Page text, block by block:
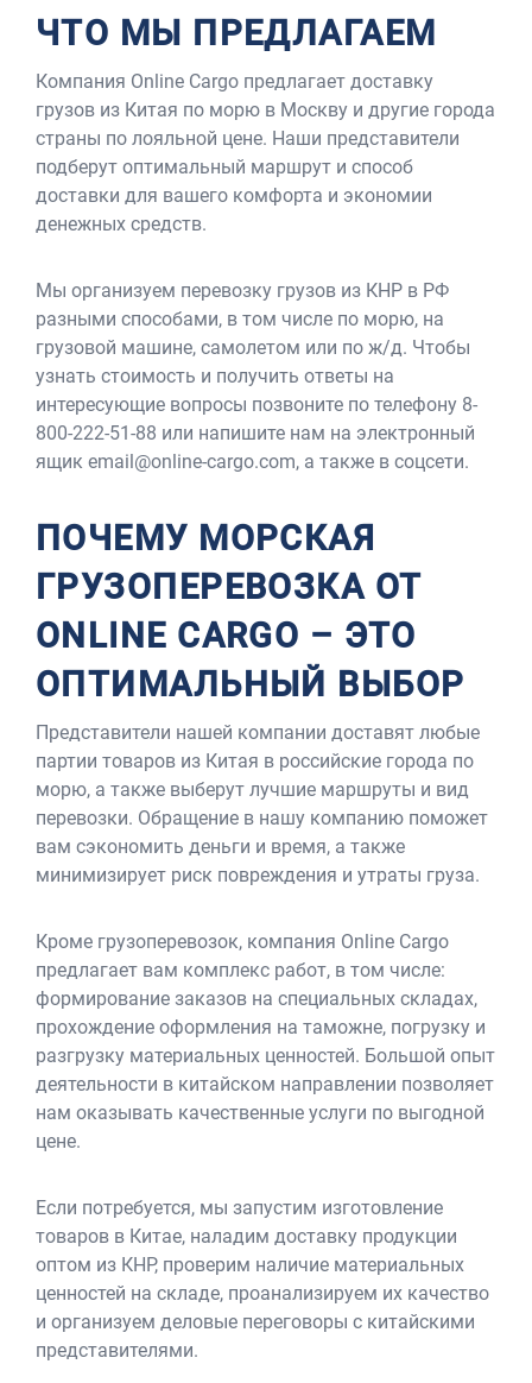
ЧТО МЫ ПРЕДЛАГАЕМ
Компания Online Cargo предлагает доставку
грузов из Китая по морю в Москву и другие города
страны по лояльной цене. Наши представители
подберут оптимальный маршрут и способ
доставки для вашего комфорта и экономии
денежных средств.
Мы организуем перевозку грузов из КНР в РФ
разными способами, в том числе по морю, на
грузовой машине, самолетом или по ж/д. Чтобы
узнать стоимость и получить ответы на
интересующие вопросы позвоните по телефону 8-
800-222-51-88 или напишите нам на электронный
ящик email@online-cargo.com, а также в соцсети.
ПОЧЕМУ МОРСКАЯ
ГРУЗОПЕРЕВОЗКА ОТ
ONLINE CARGO – ЭТО
ОПТИМАЛЬНЫЙ ВЫБОР
Представители нашей компании доставят любые
партии товаров из Китая в российские города по
морю, а также выберут лучшие маршруты и вид
перевозки. Обращение в нашу компанию поможет
вам сэкономить деньги и время, а также
минимизирует риск повреждения и утраты груза.
Кроме грузоперевозок, компания Online Cargo
предлагает вам комплекс работ, в том числе:
формирование заказов на специальных складах,
прохождение оформления на таможне, погрузку и
разгрузку материальных ценностей. Большой опыт
деятельности в китайском направлении позволяет
нам оказывать качественные услуги по выгодной
цене.
Если потребуется, мы запустим изготовление
товаров в Китае, наладим доставку продукции
оптом из КНР, проверим наличие материальных
ценностей на складе, проанализируем их качество
и организуем деловые переговоры с китайскими
представителями.